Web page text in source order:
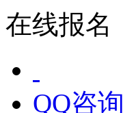
在线报名
QQ咨询